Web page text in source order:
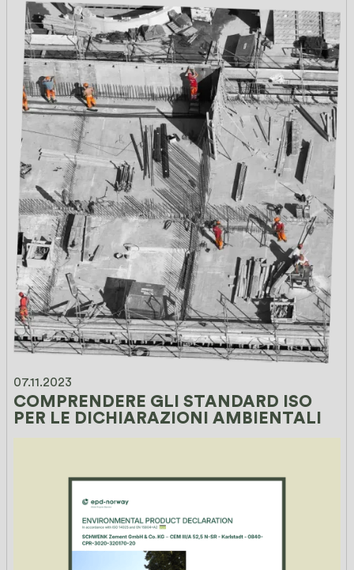
07.11.2023
COMPRENDERE GLI STANDARD ISO
PER LE DICHIARAZIONI AMBIENTALI